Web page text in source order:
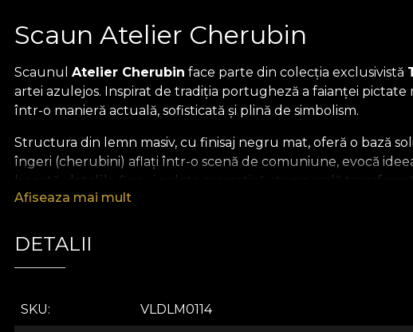
Scaun Atelier Cherubin
Scaunul Atelier Cherubin face parte din colecția exclusivistă
artei azulejos. Inspirat de tradiția portugheză a faianței
într-o manieră actuală, sofisticată și plină de simbolism.
Structura din lemn masiv, cu finisaj negru mat, oferă o bază
îngeri (cherubini) aflați într-o scenă de comuniune, evocă
bogată, detaliile fine și paleta cromatică atemporală
un punct de atracție care invită la conversație și contemplare.
tihnă, alăturând tehnici tradiționale și expresii moderne.
Afiseaza mai mult
DETALII
SKU VLDLM0114